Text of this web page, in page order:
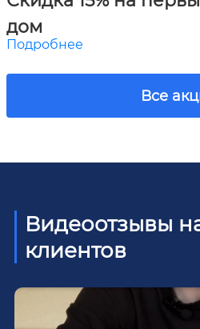
дом
Подробнее
Все
Видеоотзывы
клиентов